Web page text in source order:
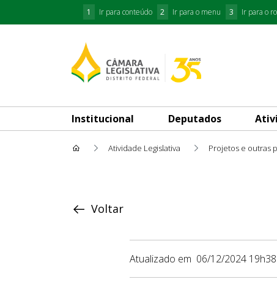
1 Ir para conteúdo 2 Ir para o menu 3 Ir para o
Institucional Deputados
Atividade Legislativa Projetos e outras
Voltar
Atualizado em 06/12/2024 19h38